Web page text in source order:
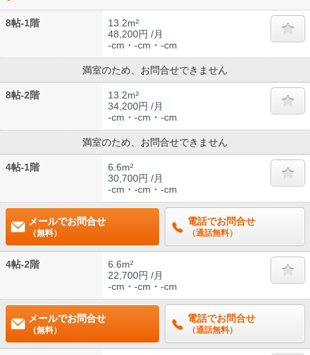
8帖-1階
13.2m²
48,200円 /月
-cm・-cm・-cm
満室のため、お問合せできません
8帖-2階
13.2m²
34,200円 /月
-cm・-cm・-cm
満室のため、お問合せできません
4帖-1階
6.6m²
30,700円 /月
-cm・-cm・-cm
メールでお問合せ
（無料）
電話でお問合せ
（通話無料）
4帖-2階
6.6m²
22,700円 /月
-cm・-cm・-cm
メールでお問合せ
（無料）
電話でお問合せ
（通話無料）